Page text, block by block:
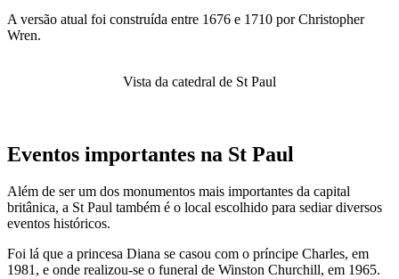
A versão atual foi construída entre 1676 e 1710 por Christopher
Wren.
Vista da catedral de St Paul
Eventos importantes na St Paul
Além de ser um dos monumentos mais importantes da capital
britânica, a St Paul também é o local escolhido para sediar diversos
eventos históricos.
Foi lá que a princesa Diana se casou com o príncipe Charles, em
1981, e onde realizou-se o funeral de Winston Churchill, em 1965.